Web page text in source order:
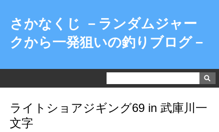
さかなくじ －ランダムジャー
クから一発狙いの釣りブログ－
ライトショアジギング69 in 武庫川一
文字